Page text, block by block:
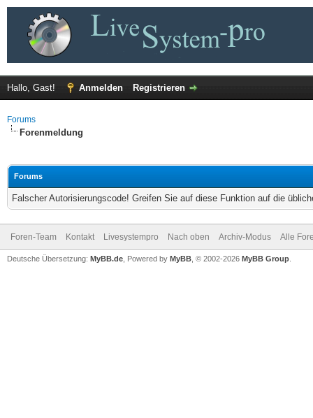
Hallo, Gast! Anmelden Registrieren
Forums
Forenmeldung
Forums
Falscher Autorisierungscode! Greifen Sie auf diese Funktion auf die
Foren-Team Kontakt Livesystempro Nach oben Archiv-Modus Alle
Deutsche Übersetzung: MyBB.de , Powered by MyBB , © 2002-2026 MyBB Group